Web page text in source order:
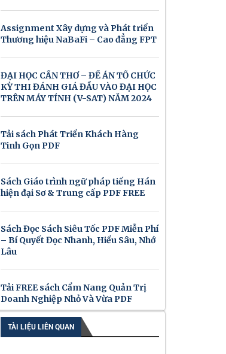
Assignment Xây dựng và Phát triển
Thương hiệu NaBaFi – Cao đẳng FPT
ĐẠI HỌC CẦN THƠ – ĐỀ ÁN TỔ CHỨC
KỲ THI ĐÁNH GIÁ ĐẦU VÀO ĐẠI HỌC
TRÊN MÁY TÍNH (V-SAT) NĂM 2024
Tải sách Phát Triển Khách Hàng
Tinh Gọn PDF
Sách Giáo trình ngữ pháp tiếng Hán
hiện đại Sơ & Trung cấp PDF FREE
Sách Đọc Sách Siêu Tốc PDF Miễn Phí
– Bí Quyết Đọc Nhanh, Hiểu Sâu, Nhớ
Lâu
Tải FREE sách Cẩm Nang Quản Trị
Doanh Nghiệp Nhỏ Và Vừa PDF
TÀI LIỆU LIÊN QUAN